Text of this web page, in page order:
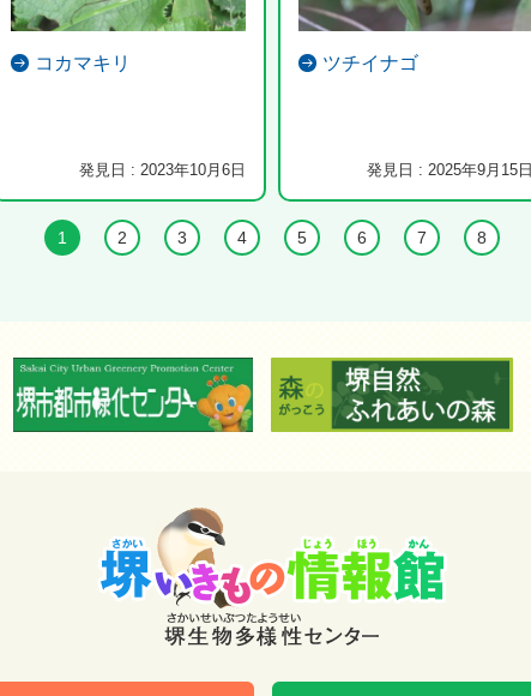
コカマキリ
発見日 : 2023年10月6日
ツチイナゴ
発見日 : 2025年9月15日
1 2 3 4 5 6 7 8